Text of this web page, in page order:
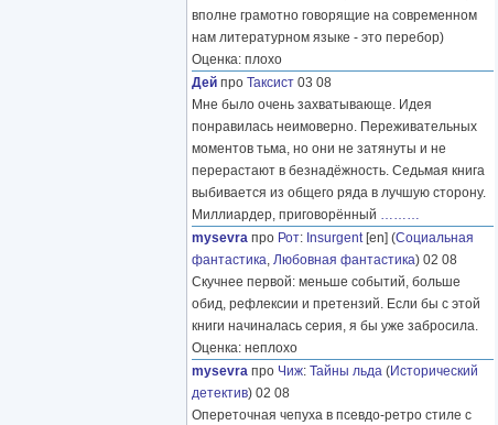
вполне грамотно говорящие на современном
нам литературном языке - это перебор)
Оценка: плохо
Дей про Таксист 03 08
Мне было очень захватывающе. Идея
понравилась неимоверно. Переживательных
моментов тьма, но они не затянуты и не
перерастают в безнадёжность. Седьмая книга
выбивается из общего ряда в лучшую сторону.
Миллиардер, приговорённый ………
mysevra про Рот: Insurgent[en] (Социальная
фантастика, Любовная фантастика) 02 08
Скучнее первой: меньше событий, больше
обид, рефлексии и претензий. Если бы с этой
книги начиналась серия, я бы уже забросила.
Оценка: неплохо
mysevra про Чиж: Тайны льда (Исторический
детектив) 02 08
Опереточная чепуха в псевдо-ретро стиле с